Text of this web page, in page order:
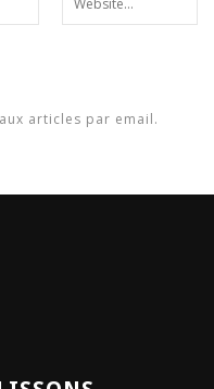
articles par email.